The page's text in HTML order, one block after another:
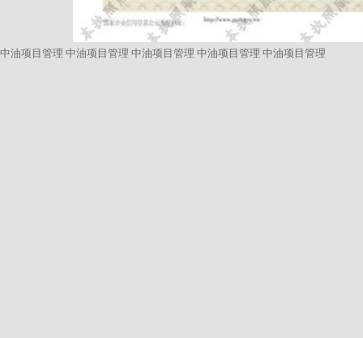
中油项目管理 中油项目管理 中油项目管理 中油项目管理 中油项目管理